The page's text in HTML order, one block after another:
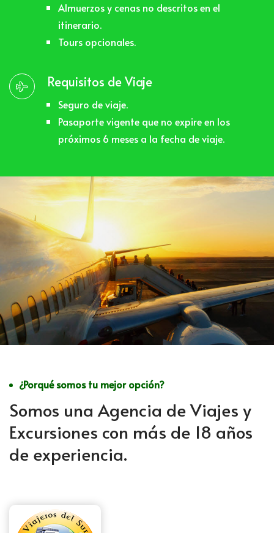
Almuerzos y cenas no descritos en el
itinerario.
Tours opcionales.
Requisitos de Viaje
Seguro de viaje.
Pasaporte vigente que no expire en los
próximos 6 meses a la fecha de viaje.
¿Porqué somos tu mejor opción?
Somos una Agencia de Viajes y
Excursiones con más de 18 años
de experiencia.